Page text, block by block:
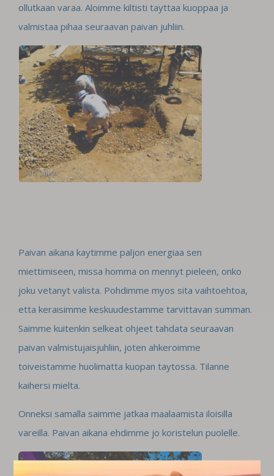
ollutkaan varaa. Aloimme kiltisti tayttaa kuoppaa ja
valmistaa pihaa seuraavan paivan juhliin.
Paivan aikana kaytimme paljon energiaa sen
miettimiseen, missa homma on mennyt pieleen, onko
joku vetanyt valista. Pohdimme myos sita vaihtoehtoa,
etta keraisimme keskuudestamme tarvittavan summan.
Saimme kuitenkin selkeat ohjeet tahdata seuraavan
paivan valmistujaisjuhliin, joten ahkeroimme
toiveistamme huolimatta kuopan taytossa. Tilanne
kaihersi mielta.
Onneksi samalla saimme jatkaa maalaamista iloisilla
vareilla. Paivan aikana ehdimme jo koristelun puolelle.